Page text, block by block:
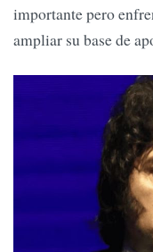
importante pero
ampliar su base de